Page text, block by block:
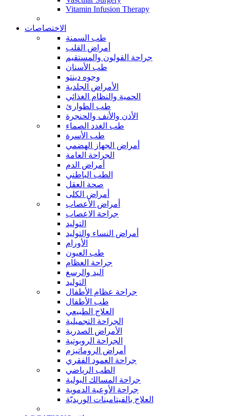
Vitamin Infusion Therapy
الاختصاصات
طب السمنة
أمراض القلب
جراحة القولون والمستقيم
طب الأسنان
وجوه دينتو
الأمراض الجلدية
الحمية والنظام الغذائي
طب الطوارئ
الأذن والأنف والحنجرة
طب الغدد الصماء
طب الأسرة
أمراض الجهاز الهضمي
الجراحة العامة
أمراض الدم
الطب الباطني
صحة العقل
أمراض الكلى
أمراض الأعصاب
جراحة الاعصاب
التوليد
أمراض النساء والتوليد
الأورام
طب العيون
جراحة العظام
اليد والرسغ
التوليد
جراحة عظام الأطفال
طب الأطفال
العلاج الطبيعي
الجراحة التجميلية
الأمراض الصدرية
الجراحة الروبوتية
أمراض الروماتيزم
جراحة العمود الفقري
الطب الرياضي
جراحة المسالك البولية
جراحة الأوعية الدموية
العلاج بالفيتامينات الوريديّة